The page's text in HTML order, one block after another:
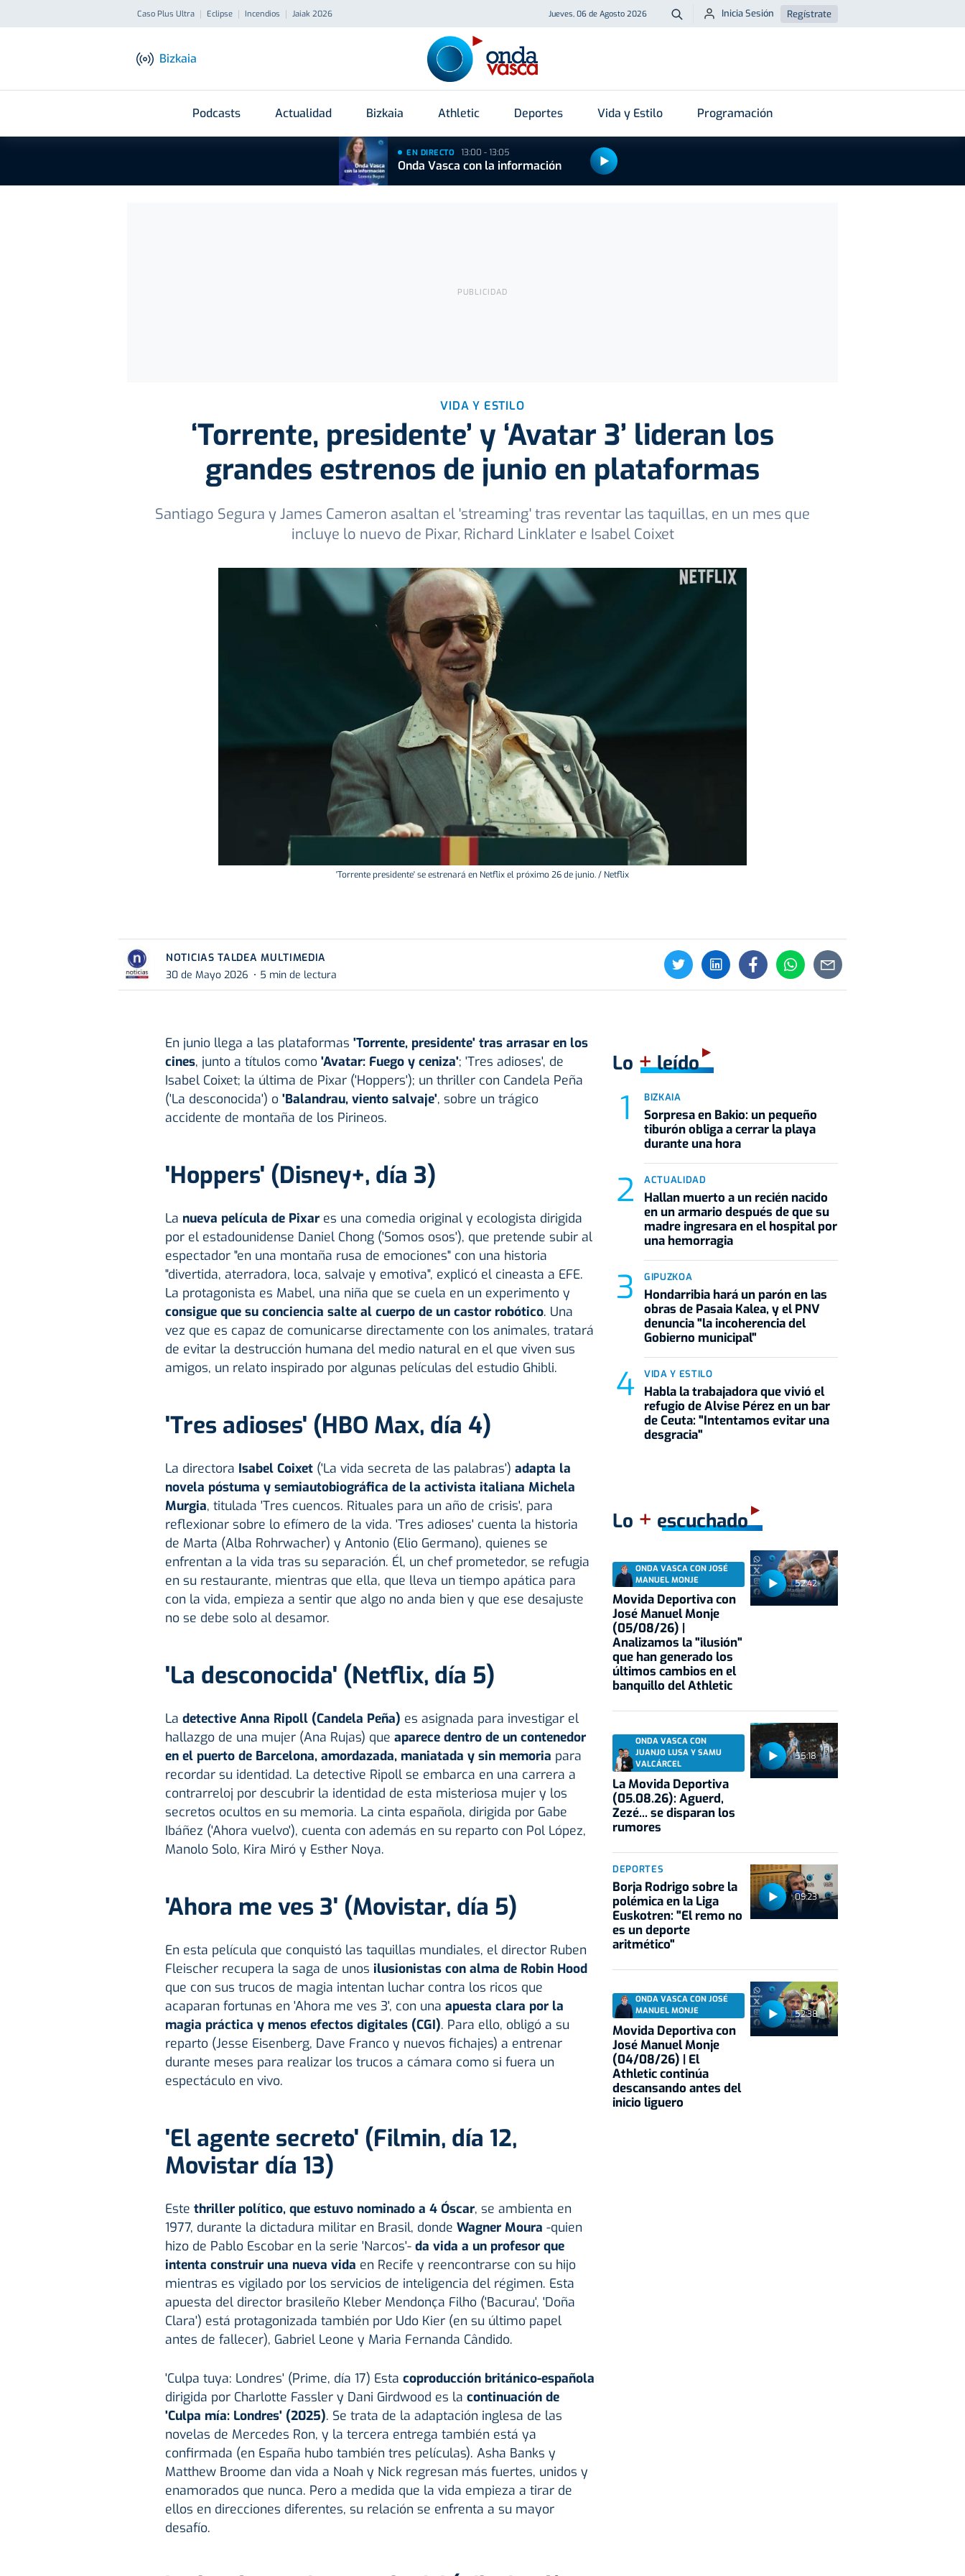
Caso Plus Ultra Eclipse Incendios Jaiak 2026 Jueves, 06 de Agosto 2026 Buscar
Inicia Sesión Regístrate
Bizkaia
Podcasts Actualidad Bizkaia Athletic Deportes Vida y Estilo Programación
EN DIRECTO 13:00 - 13:05
Onda Vasca con la información
VIDA Y ESTILO
‘Torrente, presidente’ y ‘Avatar 3’ lideran los
grandes estrenos de junio en plataformas
Santiago Segura y James Cameron asaltan el 'streaming' tras reventar las taquillas, en un mes que
incluye lo nuevo de Pixar, Richard Linklater e Isabel Coixet
'Torrente presidente' se estrenará en Netflix el próximo 26 de junio. / Netflix
NOTICIAS TALDEA MULTIMEDIA
30 de Mayo 2026
5 min de lectura
En junio llega a las plataformas 'Torrente, presidente' tras arrasar en los
cines, junto a títulos como 'Avatar: Fuego y ceniza'; 'Tres adioses', de
Isabel Coixet; la última de Pixar ('Hoppers'); un thriller con Candela Peña
('La desconocida') o 'Balandrau, viento salvaje', sobre un trágico
accidente de montaña de los Pirineos.
'Hoppers' (Disney+, día 3)
La nueva película de Pixares una comedia original y ecologista dirigida
por el estadounidense Daniel Chong ('Somos osos'), que pretende subir al
espectador "en una montaña rusa de emociones" con una historia
"divertida, aterradora, loca, salvaje y emotiva", explicó el cineasta a EFE.
La protagonista es Mabel, una niña que se cuela en un experimento y
consigue que su conciencia salte al cuerpo de un castor robótico. Una
vez que es capaz de comunicarse directamente con los animales, tratará
de evitar la destrucción humana del medio natural en el que viven sus
amigos, un relato inspirado por algunas películas del estudio Ghibli.
'Tres adioses' (HBO Max, día 4)
La directora Isabel Coixet('La vida secreta de las palabras') adapta la
novela póstuma y semiautobiográfica de la activista italiana Michela
Murgia, titulada 'Tres cuencos. Rituales para un año de crisis', para
reflexionar sobre lo efímero de la vida. 'Tres adioses' cuenta la historia
de Marta (Alba Rohrwacher) y Antonio (Elio Germano), quienes se
enfrentan a la vida tras su separación. Él, un chef prometedor, se refugia
en su restaurante, mientras que ella, que lleva un tiempo apática para
con la vida, empieza a sentir que algo no anda bien y que ese desajuste
no se debe solo al desamor.
'La desconocida' (Netflix, día 5)
La detective Anna Ripoll (Candela Peña) es asignada para investigar el
hallazgo de una mujer (Ana Rujas) que aparece dentro de un contenedor
en el puerto de Barcelona, amordazada, maniatada y sin memoria para
recordar su identidad. La detective Ripoll se embarca en una carrera a
contrarreloj por descubrir la identidad de esta misteriosa mujer y los
secretos ocultos en su memoria. La cinta española, dirigida por Gabe
Ibáñez ('Ahora vuelvo'), cuenta con además en su reparto con Pol López,
Manolo Solo, Kira Miró y Esther Noya.
'Ahora me ves 3' (Movistar, día 5)
En esta película que conquistó las taquillas mundiales, el director Ruben
Fleischer recupera la saga de unos ilusionistas con alma de Robin Hood
que con sus trucos de magia intentan luchar contra los ricos que
acaparan fortunas en 'Ahora me ves 3', con una apuesta clara por la
magia práctica y menos efectos digitales (CGI). Para ello, obligó a su
reparto (Jesse Eisenberg, Dave Franco y nuevos fichajes) a entrenar
durante meses para realizar los trucos a cámara como si fuera un
espectáculo en vivo.
'El agente secreto' (Filmin, día 12,
Movistar día 13)
Este thriller político, que estuvo nominado a 4 Óscar, se ambienta en
1977, durante la dictadura militar en Brasil, donde Wagner Moura -quien
hizo de Pablo Escobar en la serie 'Narcos'- da vida a un profesor que
intenta construir una nueva vida en Recife y reencontrarse con su hijo
mientras es vigilado por los servicios de inteligencia del régimen. Esta
apuesta del director brasileño Kleber Mendonça Filho ('Bacurau', 'Doña
Clara') está protagonizada también por Udo Kier (en su último papel
antes de fallecer), Gabriel Leone y Maria Fernanda Cândido.
'Culpa tuya: Londres' (Prime, día 17) Esta coproducción británico-española
dirigida por Charlotte Fassler y Dani Girdwood es la continuación de
'Culpa mía: Londres' (2025). Se trata de la adaptación inglesa de las
novelas de Mercedes Ron, y la tercera entrega también está ya
confirmada (en España hubo también tres películas). Asha Banks y
Matthew Broome dan vida a Noah y Nick regresan más fuertes, unidos y
enamorados que nunca. Pero a medida que la vida empieza a tirar de
ellos en direcciones diferentes, su relación se enfrenta a su mayor
desafío.
Lo +leído
BIZKAIA
Sorpresa en Bakio: un pequeño
tiburón obliga a cerrar la playa
durante una hora
ACTUALIDAD
Hallan muerto a un recién nacido
en un armario después de que su
madre ingresara en el hospital por
una hemorragia
GIPUZKOA
Hondarribia hará un parón en las
obras de Pasaia Kalea, y el PNV
denuncia "la incoherencia del
Gobierno municipal"
VIDA Y ESTILO
Habla la trabajadora que vivió el
refugio de Alvise Pérez en un bar
de Ceuta: "Intentamos evitar una
desgracia"
Lo + escuchado
52:42
ONDA VASCA CON JOSÉ
MANUEL MONJE
Movida Deportiva con
José Manuel Monje
(05/08/26) |
Analizamos la "ilusión"
que han generado los
últimos cambios en el
banquillo del Athletic
55:18
ONDA VASCA CON
JUANJO LUSA Y SAMU
VALCÁRCEL
La Movida Deportiva
(05.08.26): Aguerd,
Zezé... se disparan los
rumores
09:23
DEPORTES
Borja Rodrigo sobre la
polémica en la Liga
Euskotren: "El remo no
es un deporte
aritmético"
52:38
ONDA VASCA CON JOSÉ
MANUEL MONJE
Movida Deportiva con
José Manuel Monje
(04/08/26) | El
Athletic continúa
descansando antes del
inicio liguero